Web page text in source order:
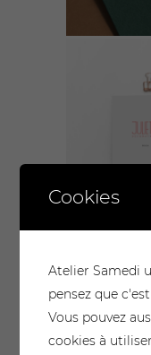
Cookies
Atelier Samedi
pensez que
Vous pouvez
cookies à